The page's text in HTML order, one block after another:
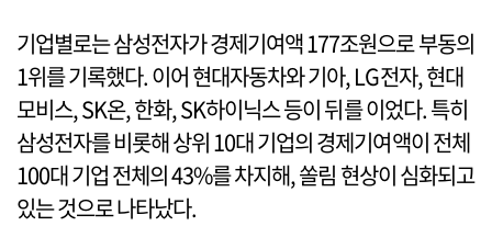
기업별로는 삼성전자가 경제기여액 177조원으로 부동의
1위를 기록했다. 이어 현대자동차와 기아, LG전자, 현대
모비스, SK온, 한화, SK하이닉스 등이 뒤를 이었다. 특히
삼성전자를 비롯해 상위 10대 기업의 경제기여액이 전체
100대 기업 전체의 43%를 차지해, 쏠림 현상이 심화되고
있는 것으로 나타났다.